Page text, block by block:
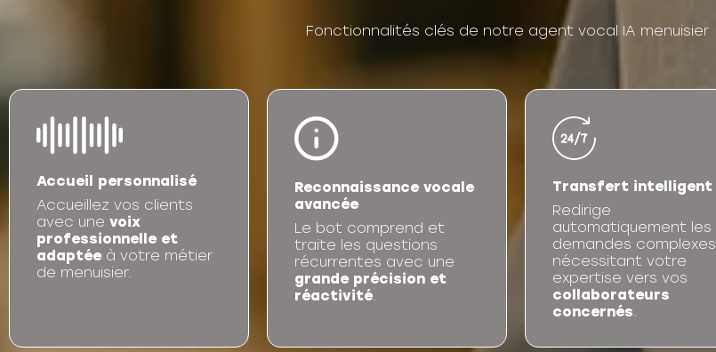
Fonctionnalités clés de notre agent vocal IA menuisier
Accueil personnalisé
Accueillez vos clients
avec une voix
professionnelle et
adaptée à votre métier
de menuisier.
Reconnaissance vocale
avancée
Le bot comprend et
traite les questions
récurrentes avec une
grande précision et
réactivité.
Transfert intelligent
Redirige
automatiquement les
demandes complexes
nécessitant votre
expertise vers vos
collaborateurs
concernés.